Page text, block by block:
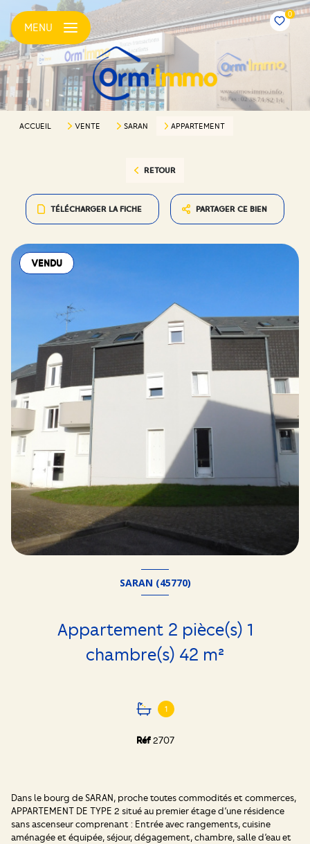
0
MENU
ACCUEIL VENTE SARAN APPARTEMENT
RETOUR
TÉLÉCHARGER LA FICHE PARTAGER CE BIEN
VENDU
SARAN (45770)
Appartement 2 pièce(s) 1
chambre(s) 42 m²
1
Réf2707
Dans le bourg de SARAN, proche toutes commodités et commerces,
APPARTEMENT DE TYPE 2 situé au premier étage d’une résidence
sans ascenseur comprenant : Entrée avec rangements, cuisine
aménagée et équipée, séjour, dégagement, chambre, salle d’eau et